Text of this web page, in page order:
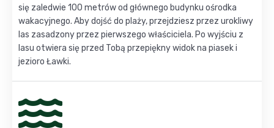
się zaledwie 100 metrów od głównego budynku ośrodka
wakacyjnego. Aby dojść do plaży, przejdziesz przez urokliwy
las zasadzony przez pierwszego właściciela. Po wyjściu z
lasu otwiera się przed Tobą przepiękny widok na piasek i
jezioro Ławki.